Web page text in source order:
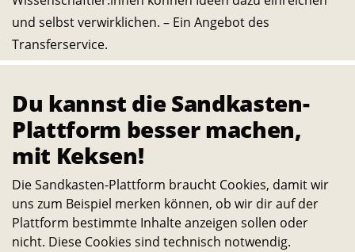
und selbst verwirklichen. – Ein Angebot des
Transferservice.
Bleib in Kontakt
E-
Mail-
Telefon-
Link
Instagram-
Link
Threads-Messenger-
Apps-
YouTube-Facebook-
Statistik
944
Macher:innen
23.742
Du kannst die Sandkasten-
Plattform besser machen,
mit Keksen!
Die Sandkasten-Plattform braucht Cookies, damit wir
uns zum Beispiel merken können, ob wir dir auf der
Plattform bestimmte Inhalte anzeigen sollen oder
nicht. Diese Cookies sind technisch notwendig.